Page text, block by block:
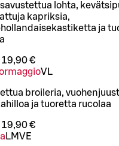
lohta,
kapriksia,
ja
19,90 €
VL
broileria,
ja tuoretta rucolaa
19,90 €
LMVE